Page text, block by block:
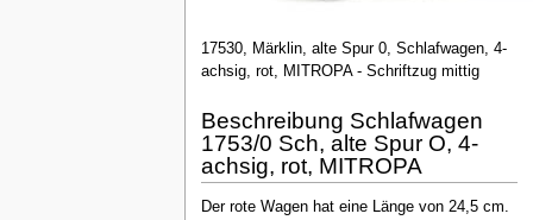
17530, Märklin, alte Spur 0, Schlafwagen, 4-
achsig, rot, MITROPA - Schriftzug mittig
Beschreibung Schlafwagen
1753/0 Sch, alte Spur O, 4-
achsig, rot, MITROPA
Der rote Wagen hat eine Länge von 24,5 cm.